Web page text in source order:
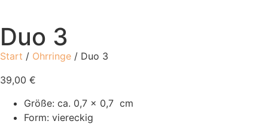
Duo 3
Start / Ohrringe / Duo 3
39,00 €
Größe: ca. 0,7 x 0,7 cm
Form: viereckig